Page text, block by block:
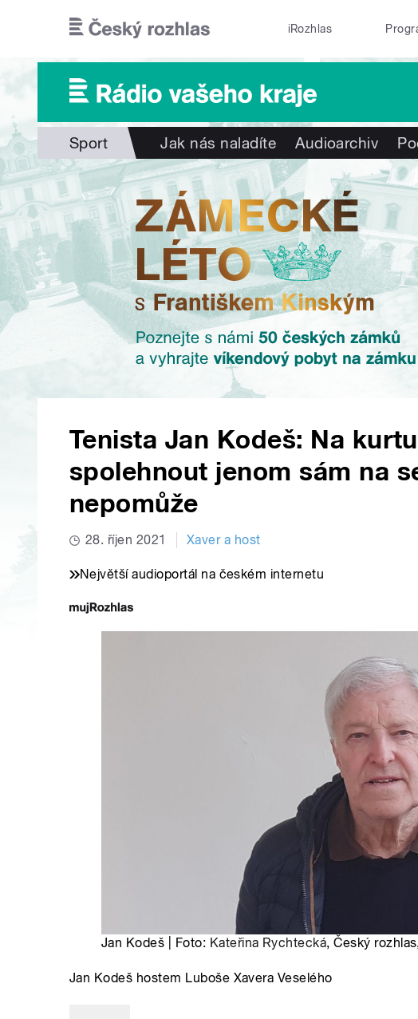
iRozhlas
Sport Jak nás naladíte Audioarchiv
Tenista Jan Kodeš: Na
spolehnout jenom sám na
nepomůže
28. říjen 2021 Xaver a host
Největší audioportál na českém internetu
Jan Kodeš | Foto: Kateřina Rychtecká, Český
Jan Kodeš hostem Luboše Xavera Veselého